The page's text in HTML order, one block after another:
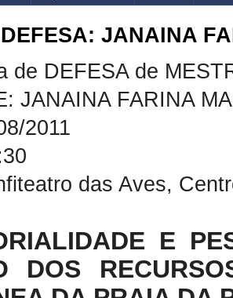
JANAINA
de DEFESA de
JANAINA FARINA
2011
das Aves,
E
DOS